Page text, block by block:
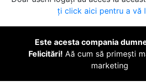
ți click aici pentru a vă
Este acesta compania
Felicitări! Aă cum să primești
marketing